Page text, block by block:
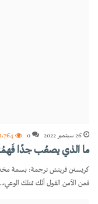
26 سبتمبر 2022 0 1٬764
ما الذي يصعُب جدًا
كريستن فرينش ترجمة: بسمة
فمن الآمن القول أنّك تمتلك